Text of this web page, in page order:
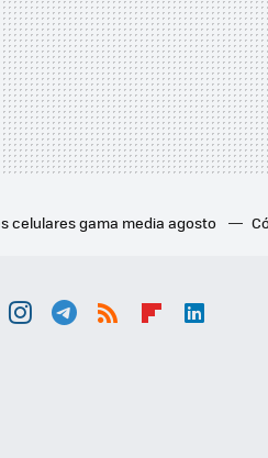
celulares gama media agosto